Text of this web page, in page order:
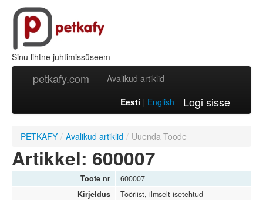
Sinu lihtne juhtimissüseem
petkafy.com Avalikud artiklid
Logi sisse
Eesti English
PETKAFY / Avalikud artiklid / Uuenda Toode
Artikkel: 600007
Toote nr
600007
Kirjeldus
Tööriist, ilmselt isetehtud